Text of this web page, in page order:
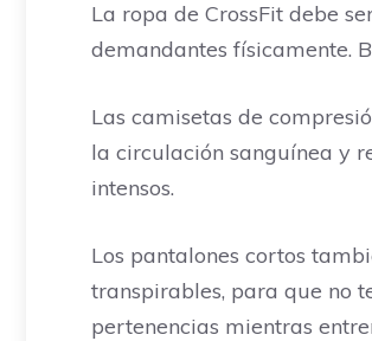
La ropa de CrossFit debe
demandantes físicamente.
Las camisetas de
la circulación sanguínea y
intensos.
Los pantalones cortos
transpirables, para que no
pertenencias mientras